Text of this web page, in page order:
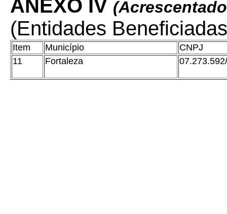
ANEXO IV
(Entidades
Item Município
CNPJ
11
Fortaleza